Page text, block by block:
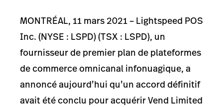
MONTRÉAL, 11 mars 2021 – Lightspeed POS
Inc. (NYSE : LSPD) (TSX : LSPD), un
fournisseur de premier plan de plateformes
de commerce omnicanal infonuagique, a
annoncé aujourd’hui qu’un accord définitif
avait été conclu pour acquérir Vend Limited